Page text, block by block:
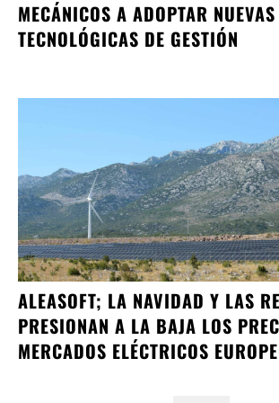
MECÁNICOS A ADOPTAR
TECNOLÓGICAS DE GESTIÓN
ALEASOFT; LA NAVIDAD Y LAS
PRESIONAN A LA BAJA LOS
MERCADOS ELÉCTRICOS